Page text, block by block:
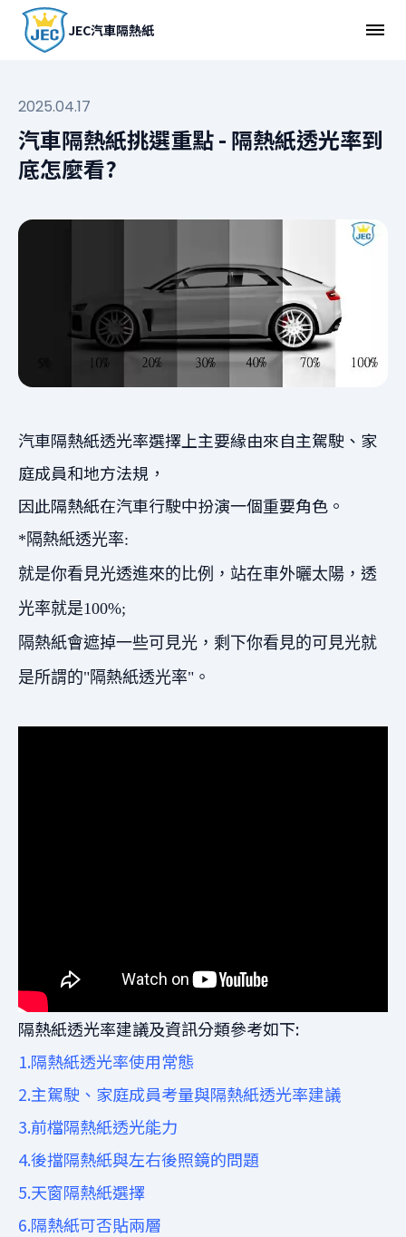
JEC汽車隔熱紙
2025.04.17
汽車隔熱紙挑選重點 - 隔熱紙透光率到
底怎麼看?
汽車隔熱紙透光率選擇上主要緣由來自主駕駛、家
庭成員和地方法規，
因此隔熱紙在汽車行駛中扮演一個重要角色。
*隔熱紙透光率:
就是你看見光透進來的比例，站在車外曬太陽，透
光率就是100%;
隔熱紙會遮掉一些可見光，剩下你看見的可見光就
是所謂的"隔熱紙透光率"。
隔熱紙透光率建議及資訊分類參考如下:
1.隔熱紙透光率使用常態
2.主駕駛、家庭成員考量與隔熱紙透光率建議
3.前檔隔熱紙透光能力
4.後擋隔熱紙與左右後照鏡的問題
5.天窗隔熱紙選擇
6.隔熱紙可否貼兩層